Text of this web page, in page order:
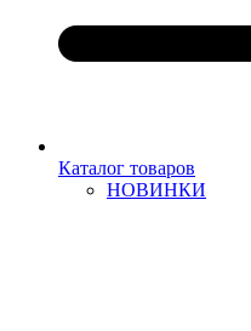
Каталог товаров
НОВИНКИ